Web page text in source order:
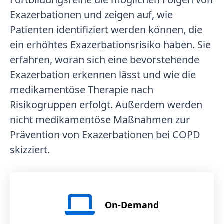
Exazerbationen und zeigen auf, wie
Patienten identifiziert werden können, die
ein erhöhtes Exazerbationsrisiko haben. Sie
erfahren, woran sich eine bevorstehende
Exazerbation erkennen lässt und wie die
medikamentöse Therapie nach
Risikogruppen erfolgt. Außerdem werden
nicht medikamentöse Maßnahmen zur
Prävention von Exazerbationen bei COPD
skizziert.
On-Demand